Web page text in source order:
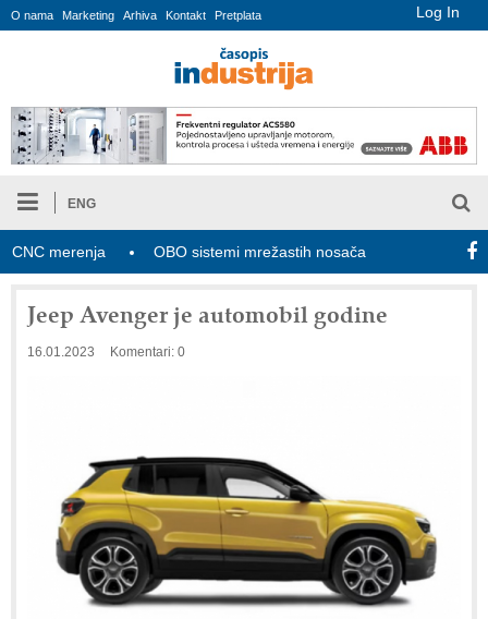
Log In
O nama Marketing Arhiva Kontakt Pretplata
ENG
merenja OBO sistemi mrežastih nosača kablova Novi
Jeep Avenger je automobil godine
16.01.2023 Komentari: 0